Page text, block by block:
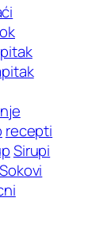
recepti
Sirupi
Sokovi